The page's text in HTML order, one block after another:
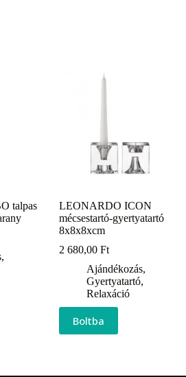
talpas
,
LEONARDO ICON
mécsestartó-gyertyatartó
8x8x8xcm
2 680,00Ft
Ajándékozás,
Gyertyatartó,
Relaxáció
Boltba